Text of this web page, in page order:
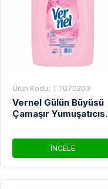
Ürün Kodu: TT070203
Vernel Gülün Büyüsü
Çamaşır Yumuşatıcısı
İNCELE